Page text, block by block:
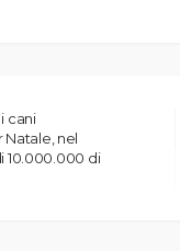
cani
nel
10.000.000 di